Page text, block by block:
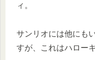
ィ。
サンリオには他にも
すが、これはハロー